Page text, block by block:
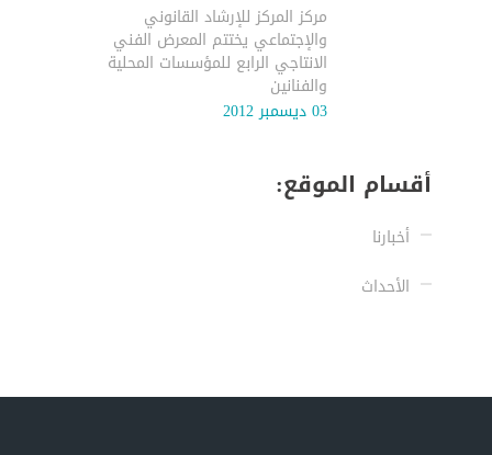
مركز المركز للإرشاد القانوني
والإجتماعي يختتم المعرض الفني
الانتاجي الرابع للمؤسسات المحلية
والفنانين
03 ديسمبر 2012
أقسام الموقع:
أخبارنا
الأحداث